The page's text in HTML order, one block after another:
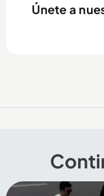
Únete a